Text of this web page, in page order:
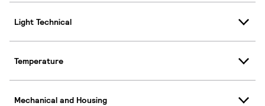
Light Technical
Temperature
Mechanical and Housing